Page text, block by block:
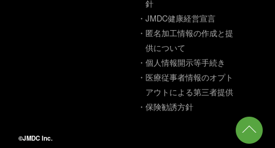
針
・JMDC健康経営宣言
・匿名加工情報の作成と提
供について
・個人情報開示等手続き
・医療従事者情報のオプト
アウトによる第三者提供
・保険勧誘方針
©JMDC Inc.